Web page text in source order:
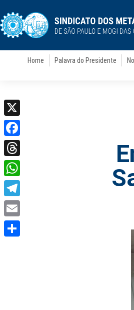
Home Palavra do Presidente
X
Facebook
Threads
WhatsApp
Telegram
Email